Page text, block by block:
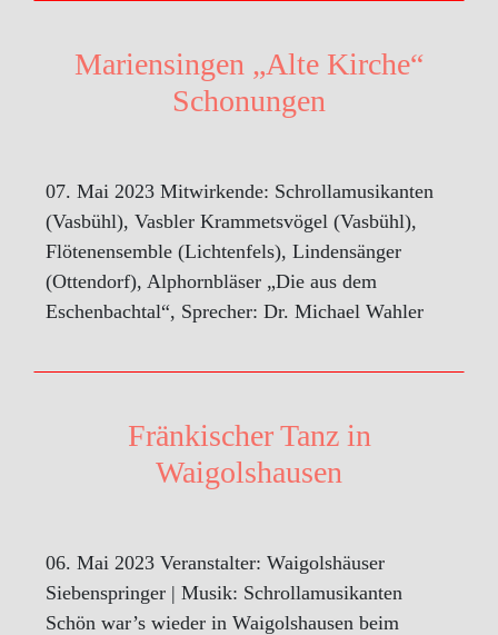
Mariensingen „Alte Kirche“
Schonungen
07. Mai 2023 Mitwirkende: Schrollamusikanten
(Vasbühl), Vasbler Krammetsvögel (Vasbühl),
Flötenensemble (Lichtenfels), Lindensänger
(Ottendorf), Alphornbläser „Die aus dem
Eschenbachtal“, Sprecher: Dr. Michael Wahler
Fränkischer Tanz in
Waigolshausen
06. Mai 2023 Veranstalter: Waigolshäuser
Siebenspringer | Musik: Schrollamusikanten
Schön war’s wieder in Waigolshausen beim